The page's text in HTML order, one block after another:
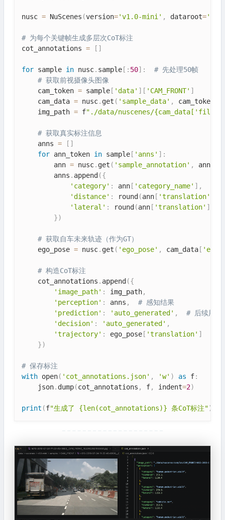
nusc = NuScenes (version='v1.0-mini' , dataroot='./
# 为每个关键帧生成多层次CoT标注
cot_annotations = [ ]
for sample in nusc. sample [ : 50] :
# 先处理50帧
# 获取前视摄像头图像
    cam_token
= sample [ 'data' ] [ 'CAM_FRONT' ]
    cam_data
= nusc. get ( 'sample_data' , cam_token
    img_path
= f"./data/nuscenes/
# 获取真实标注信息
    anns
= [ ]
for ann_token in sample [ 'anns' ] :
        ann
= nusc. get ( 'sample_annotation' ,
        anns
. append ({
'category' : ann [ 'category_name' ] ,
'distance' : round (ann [ 'translation'
'lateral' : round (ann [ 'translation' ]
})
# 获取自车未来轨迹（作为GT）
    ego_pose
= nusc. get ( 'ego_pose' , cam_data [
# 构造CoT标注
    cot_annotations
. append ({
'image_path' : img_path,
'perception' : anns ,
# 感知结果
'prediction' : 'auto_generated' ,
# 后续用
'decision' : 'auto_generated' ,
'trajectory' : ego_pose [ 'translation' ]
})
# 保存标注
with open( 'cot_annotations.json' , 'w' ) as f:
    json
. dump(cot_annotations , f, indent=2)
print (f"生成了 {len(cot_annotations)} 条CoT标注")